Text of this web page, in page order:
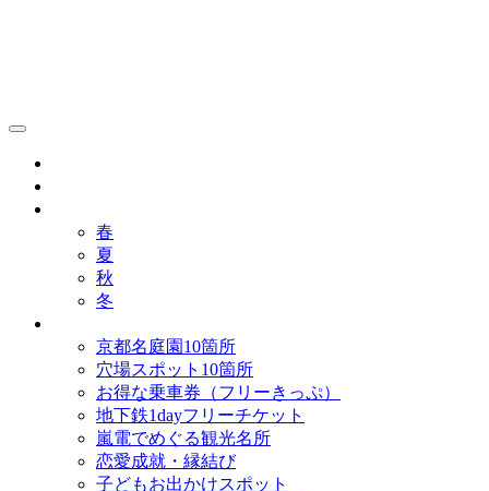
春
夏
秋
冬
京都名庭園10箇所
穴場スポット10箇所
お得な乗車券（フリーきっぷ）
地下鉄1dayフリーチケット
嵐電でめぐる観光名所
恋愛成就・縁結び
子どもお出かけスポット